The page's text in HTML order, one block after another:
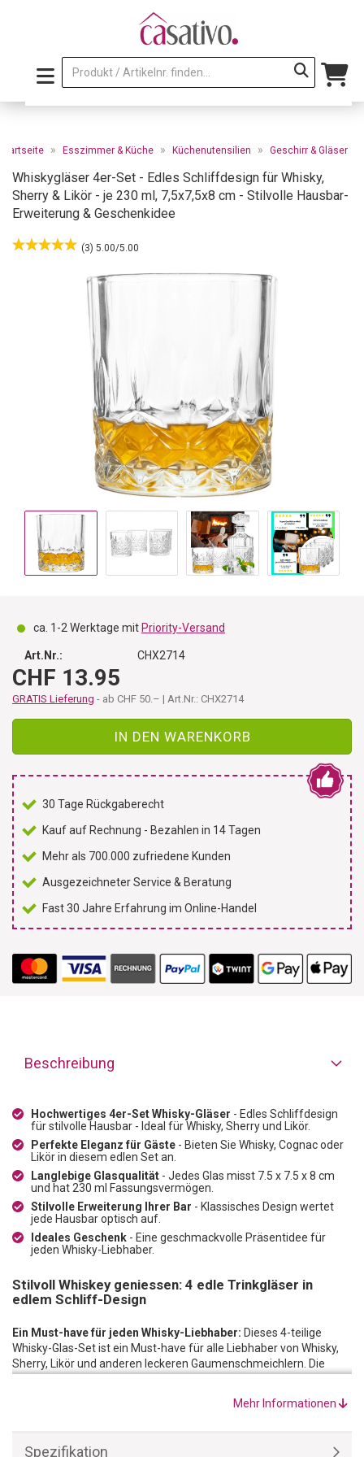
Startseite » Esszimmer & Küche » Küchenutensilien » Geschirr & Gläser
Whiskygläser 4er-Set - Edles Schliffdesign für Whisky,
Sherry & Likör - je 230 ml, 7,5x7,5x8 cm - Stilvolle Hausbar-
Erweiterung & Geschenkidee
(3) 5.00/5.00
ca. 1-2 Werktage mit Priority-Versand
Art.Nr.: CHX2714
CHF 13.95
GRATIS Lieferung - ab CHF 50.– | Art.Nr.: CHX2714
IN DEN WARENKORB
30 Tage Rückgaberecht
Kauf auf Rechnung - Bezahlen in 14 Tagen
Mehr als 700.000 zufriedene Kunden
Ausgezeichneter Service & Beratung
Fast 30 Jahre Erfahrung im Online-Handel
Beschreibung
Hochwertiges 4er-Set Whisky-Gläser - Edles Schliffdesign
für stilvolle Hausbar - Ideal für Whisky, Sherry und Likör.
Perfekte Eleganz für Gäste - Bieten Sie Whisky, Cognac oder
Likör in diesem edlen Set an.
Langlebige Glasqualität - Jedes Glas misst 7.5 x 7.5 x 8 cm
und hat 230 ml Fassungsvermögen.
Stilvolle Erweiterung Ihrer Bar - Klassisches Design wertet
jede Hausbar optisch auf.
Ideales Geschenk - Eine geschmackvolle Präsentidee für
jeden Whisky-Liebhaber.
Stilvoll Whiskey geniessen: 4 edle Trinkgläser in
edlem Schliff-Design
Ein Must-have für jeden Whisky-Liebhaber: Dieses 4-teilige
Whisky-Glas-Set ist ein Must-have für alle Liebhaber von Whisky,
Sherry, Likör und anderen leckeren Gaumenschmeichlern. Die
Cognac oder Likör in diesem edlen Set und verleihen Sie Ihrem
Mehr Informationen
Spezifikation